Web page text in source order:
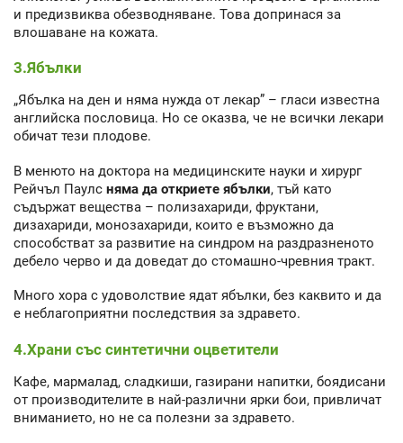
и предизвиква обезводняване. Това допринася за
влошаване на кожата.
3.Ябълки
„Ябълка на ден и няма нужда от лекар” – гласи известна
английска пословица. Но се оказва, че не всички лекари
обичат тези плодове.
В менюто на доктора на медицинските науки и хирург
Рейчъл Паулс няма да откриете ябълки, тъй като
съдържат вещества – полизахариди, фруктани,
дизахариди, монозахариди, които е възможно да
способстват за развитие на синдром на раздразненото
дебело черво и да доведат до стомашно-чревния тракт.
Много хора с удоволствие ядат ябълки, без каквито и да
е неблагоприятни последствия за здравето.
4.Храни със синтетични оцветители
Кафе, мармалад, сладкиши, газирани напитки, боядисани
от производителите в най-различни ярки бои, привличат
вниманието, но не са полезни за здравето.